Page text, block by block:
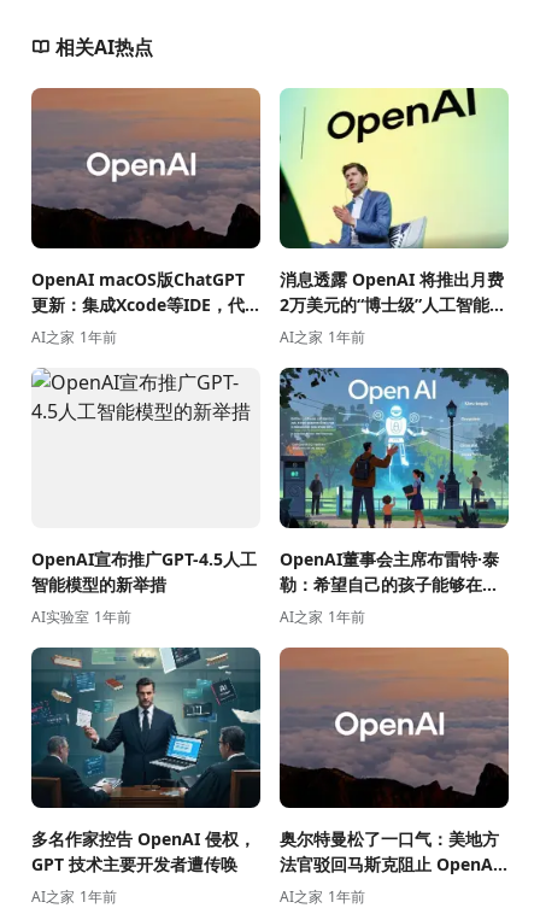
相关AI热点
OpenAI macOS版ChatGPT
更新：集成Xcode等IDE，代
码编辑更便捷
AI之家 1年前
消息透露 OpenAI 将推出月费
2万美元的“博士级”人工智能助
手
AI之家 1年前
OpenAI宣布推广GPT-4.5人工
智能模型的新举措
AI实验室 1年前
OpenAI董事会主席布雷特·泰
勒：希望自己的孩子能够在无
需屏幕的情况下体验科技的便
AI之家 1年前
多名作家控告 OpenAI 侵权，
GPT 技术主要开发者遭传唤
AI之家 1年前
奥尔特曼松了一口气：美地方
法官驳回马斯克阻止 OpenAI
转型为营利公司的申请
AI之家 1年前